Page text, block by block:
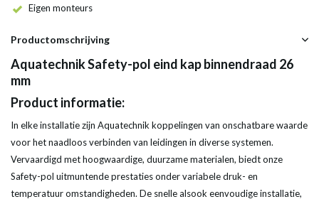
Eigen monteurs
Productomschrijving
Aquatechnik Safety-pol eind kap binnendraad 26
mm
Product informatie:
In elke installatie zijn Aquatechnik koppelingen van onschatbare waarde
voor het naadloos verbinden van leidingen in diverse systemen.
Vervaardigd met hoogwaardige, duurzame materialen, biedt onze
Safety-pol uitmuntende prestaties onder variabele druk- en
temperatuur omstandigheden. De snelle alsook eenvoudige installatie,